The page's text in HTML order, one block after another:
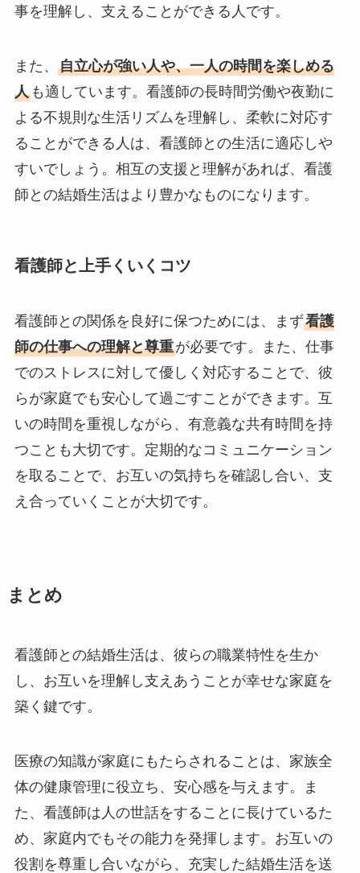
事を理解し、支えることができる人です。
また、 自立心が強い人や、一人の時間を楽しめる
人も適しています。看護師の長時間労働や夜勤に
よる不規則な生活リズムを理解し、柔軟に対応す
ることができる人は、看護師との生活に適応しや
すいでしょう。相互の支援と理解があれば、看護
師との結婚生活はより豊かなものになります。
看護師と上手くいくコツ
看護師との関係を良好に保つためには、まず看護
師の仕事への理解と尊重が必要です。また、仕事
でのストレスに対して優しく対応することで、彼
らが家庭でも安心して過ごすことができます。互
いの時間を重視しながら、有意義な共有時間を持
つことも大切です。定期的なコミュニケーション
を取ることで、お互いの気持ちを確認し合い、支
え合っていくことが大切です。
まとめ
看護師との結婚生活は、彼らの職業特性を生か
し、お互いを理解し支えあうことが幸せな家庭を
築く鍵です。
医療の知識が家庭にもたらされることは、家族全
体の健康管理に役立ち、安心感を与えます。ま
た、看護師は人の世話をすることに長けているた
め、家庭内でもその能力を発揮します。お互いの
役割を尊重し合いながら、充実した結婚生活を送